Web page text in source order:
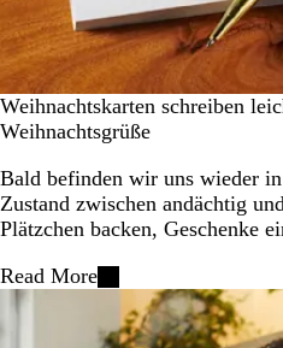
Weihnachtskarten schreiben
Weihnachtsgrüße
Bald befinden wir uns wieder in
Zustand zwischen andächtig
Plätzchen backen, Geschenke
Read More